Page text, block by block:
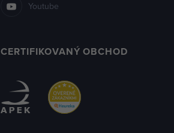
Youtube
CERTIFIKOVANÝ OBCHOD